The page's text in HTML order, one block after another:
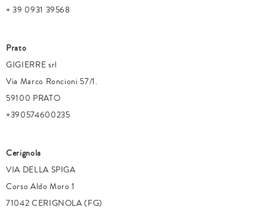
+ 39 0931 39568
Prato
GIGIERRE srl
Via Marco Roncioni 57/1.
59100 PRATO
+390574600235
Cerignola
VIA DELLA SPIGA
Corso Aldo Moro 1
71042 CERIGNOLA (FG)